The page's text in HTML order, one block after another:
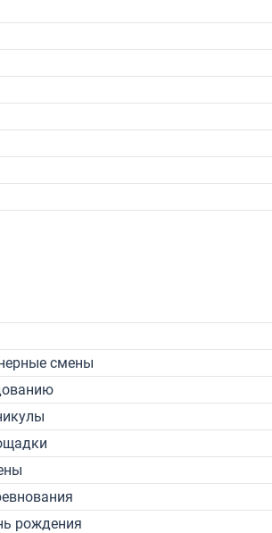
смены
рождения